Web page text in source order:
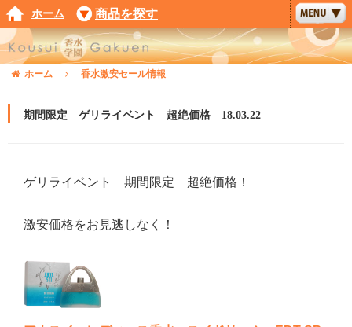
ホーム 商品を探す
ホーム 香水激安セール情報
期間限定 ゲリライベント 超絶価格 18.03.22
ゲリライベント 期間限定 超絶価格！
激安価格をお見逃しなく！